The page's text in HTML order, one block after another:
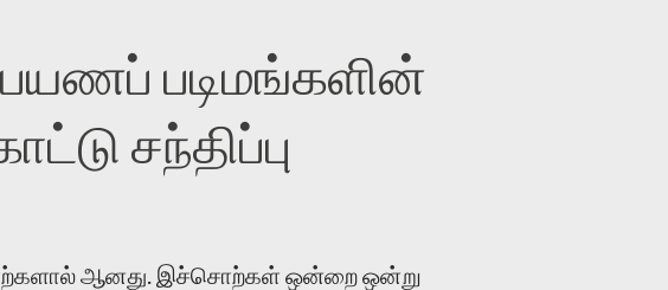
படிமங்களின்
சந்திப்பு
ஆனது. இச்சொற்கள் ஒன்றை ஒன்று